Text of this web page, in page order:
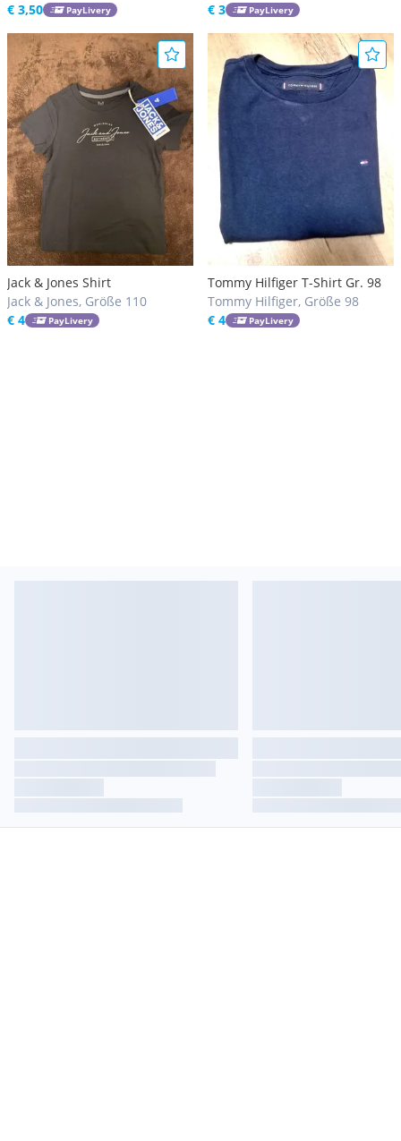
€ 3,50
PayLivery
€ 3
PayLivery
Jack & Jones Shirt
Jack & Jones, Größe 110
€ 4
PayLivery
Tommy Hilfiger T-Shirt Gr. 98
Tommy Hilfiger, Größe 98
€ 4
PayLivery